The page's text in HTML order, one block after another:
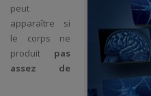
peut
apparaître si
le corps ne
produit pas
assez de